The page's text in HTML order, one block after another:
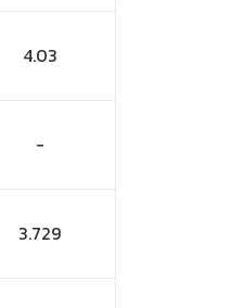
4.03
-
3.729